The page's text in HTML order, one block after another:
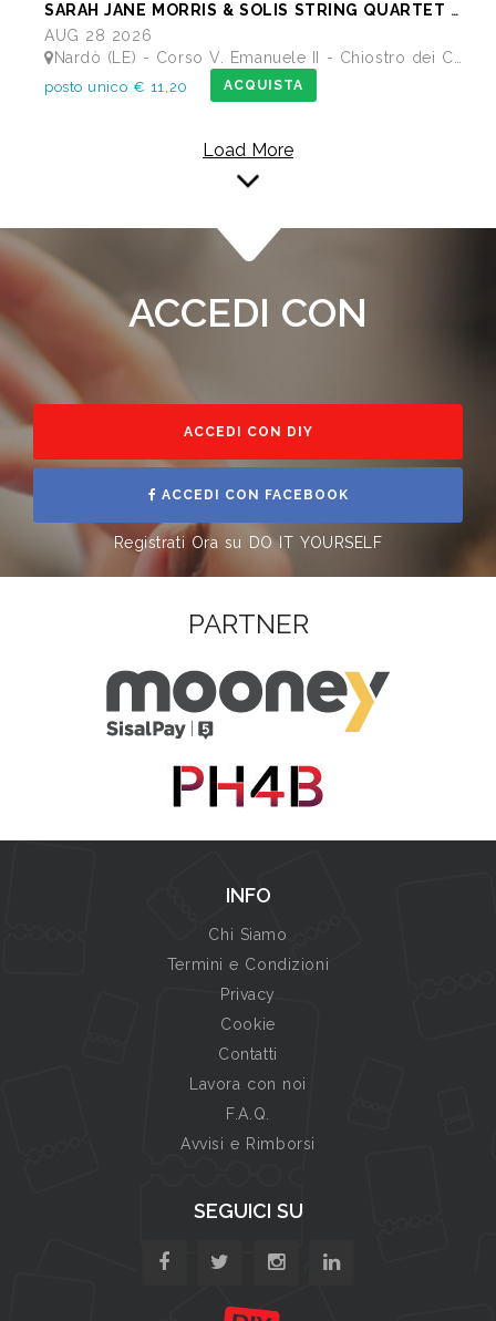
SARAH JANE MORRIS & SOLIS STRING QUARTET - Festival I Concerti del Chiostro
AUG 28 2026
Nardò (LE) - Corso V. Emanuele II - Chiostro dei Carmelitani
posto unico € 11,20 ACQUISTA
Load More
ACCEDI CON
ACCEDI CON DIY
ACCEDI CON FACEBOOK
Registrati Ora su DO IT YOURSELF
PARTNER
INFO
Chi Siamo
Termini e Condizioni
Privacy
Cookie
Contatti
Lavora con noi
F.A.Q.
Avvisi e Rimborsi
SEGUICI SU